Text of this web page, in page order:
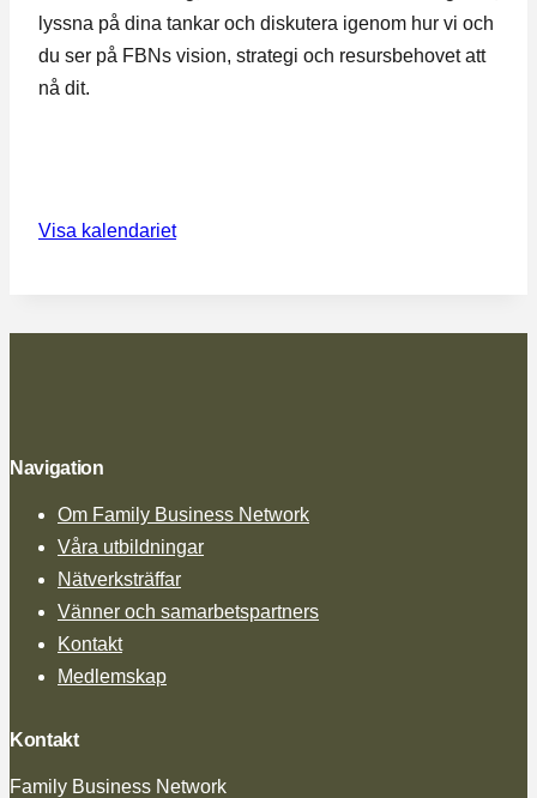
lyssna på dina tankar och diskutera igenom hur vi och
du ser på FBNs vision, strategi och resursbehovet att
nå dit.
Visa kalendariet
Navigation
Om Family Business Network
Våra utbildningar
Nätverksträffar
Vänner och samarbetspartners
Kontakt
Medlemskap
Kontakt
Family Business Network